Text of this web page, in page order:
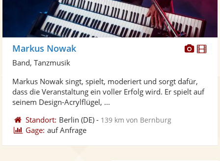
Fotos
Markus Nowak
Band, Tanzmusik
Markus Nowak singt, spielt, moderiert und sorgt dafür,
dass die Veranstaltung ein voller Erfolg wird. Er spielt auf
seinem Design-Acrylflügel, ...
Standort: Berlin (DE) - 139 km von Bernburg
Gage: auf Anfrage